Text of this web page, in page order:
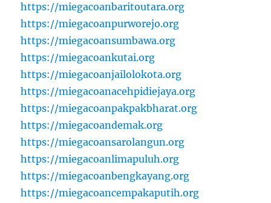
https://miegacoanbaritoutara.org
https://miegacoanpurworejo.org
https://miegacoansumbawa.org
https://miegacoankutai.org
https://miegacoanjailolokota.org
https://miegacoanacehpidiejaya.org
https://miegacoanpakpakbharat.org
https://miegacoandemak.org
https://miegacoansarolangun.org
https://miegacoanlimapuluh.org
https://miegacoanbengkayang.org
https://miegacoancempakaputih.org